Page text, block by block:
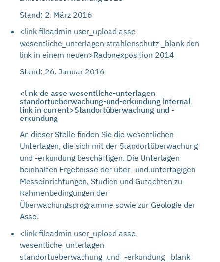
Stand: 2. März 2016
<link fileadmin user_upload asse
wesentliche_unterlagen strahlenschutz _blank den
link in einem neuen>Radonexposition 2014
Stand: 26. Januar 2016
<link de asse wesentliche-unterlagen
standortueberwachung-und-erkundung internal
link in current>Standortüberwachung und -
erkundung
An dieser Stelle finden Sie die wesentlichen
Unterlagen, die sich mit der Standortüberwachung
und -erkundung beschäftigen. Die Unterlagen
beinhalten Ergebnisse der über- und untertägigen
Messeinrichtungen, Studien und Gutachten zu
Rahmenbedingungen der
Überwachungsprogramme sowie zur Geologie der
Asse.
<link fileadmin user_upload asse
wesentliche_unterlagen
standortueberwachung_und_-erkundung _blank